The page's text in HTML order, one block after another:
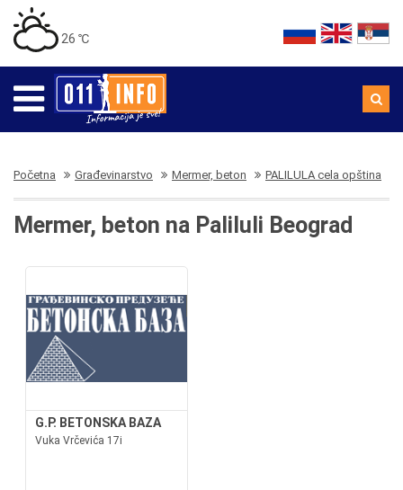
26 ℃
Početna Građevinarstvo Mermer, beton PALILULA cela opština
Mermer, beton na Paliluli Beograd
G.P. BETONSKA BAZA
Vuka Vrčevića 17i